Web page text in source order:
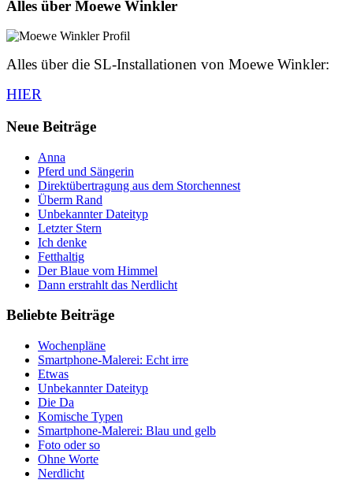
Alles über Moewe Winkler
Alles über die SL-Installationen von Moewe Winkler:
HIER
Neue Beiträge
Anna
Pferd und Sängerin
Direktübertragung aus dem Storchennest
Überm Rand
Unbekannter Dateityp
Letzter Stern
Ich denke
Fetthaltig
Der Blaue vom Himmel
Dann erstrahlt das Nerdlicht
Beliebte Beiträge
Wochenpläne
Smartphone-Malerei: Echt irre
Etwas
Unbekannter Dateityp
Die Da
Komische Typen
Smartphone-Malerei: Blau und gelb
Foto oder so
Ohne Worte
Nerdlicht